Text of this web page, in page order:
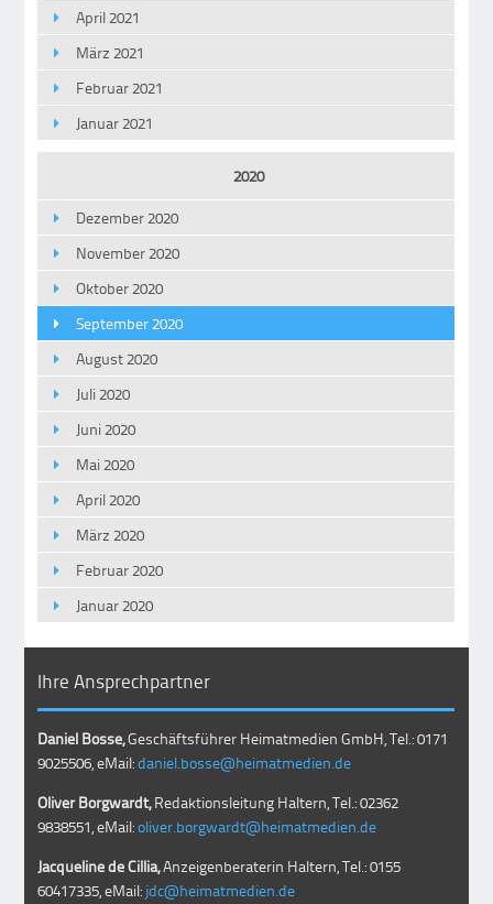
April 2021
März 2021
Februar 2021
Januar 2021
2020
Dezember 2020
November 2020
Oktober 2020
September 2020
August 2020
Juli 2020
Juni 2020
Mai 2020
April 2020
März 2020
Februar 2020
Januar 2020
Ihre Ansprechpartner
Daniel Bosse,Geschäftsführer Heimatmedien GmbH, Tel.: 0171
9025506, eMail:daniel.bosse@heimatmedien.de
Oliver Borgwardt,Redaktionsleitung Haltern, Tel.: 02362
9838551, eMail:oliver.borgwardt@heimatmedien.de
Jacqueline de Cillia,Anzeigenberaterin Haltern, Tel.: 0155
60417335, eMail: jdc@heimatmedien.de